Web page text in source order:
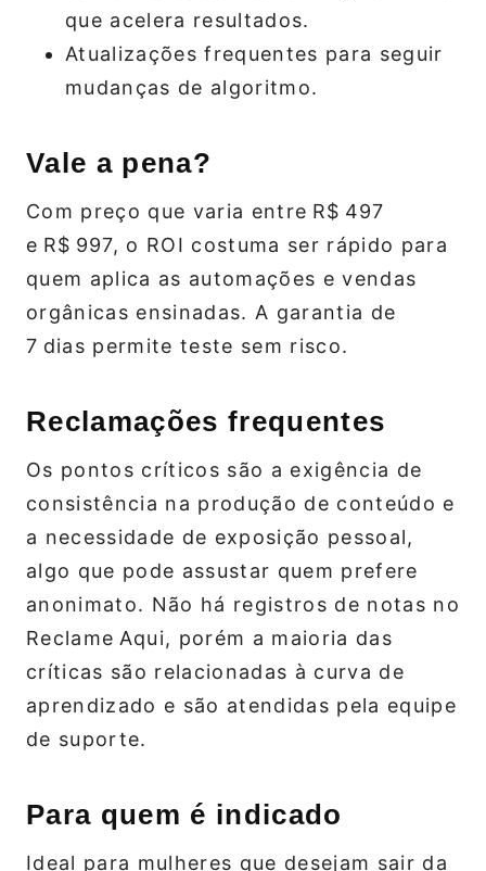
que acelera resultados.
Atualizações frequentes para seguir
mudanças de algoritmo.
Vale a pena?
Com preço que varia entre R$ 497
e R$ 997, o ROI costuma ser rápido para
quem aplica as automações e vendas
orgânicas ensinadas. A garantia de
7 dias permite teste sem risco.
Reclamações frequentes
Os pontos críticos são a exigência de
consistência na produção de conteúdo e
a necessidade de exposição pessoal,
algo que pode assustar quem prefere
anonimato. Não há registros de notas no
Reclame Aqui, porém a maioria das
críticas são relacionadas à curva de
aprendizado e são atendidas pela equipe
de suporte.
Para quem é indicado
Ideal para mulheres que desejam sair da